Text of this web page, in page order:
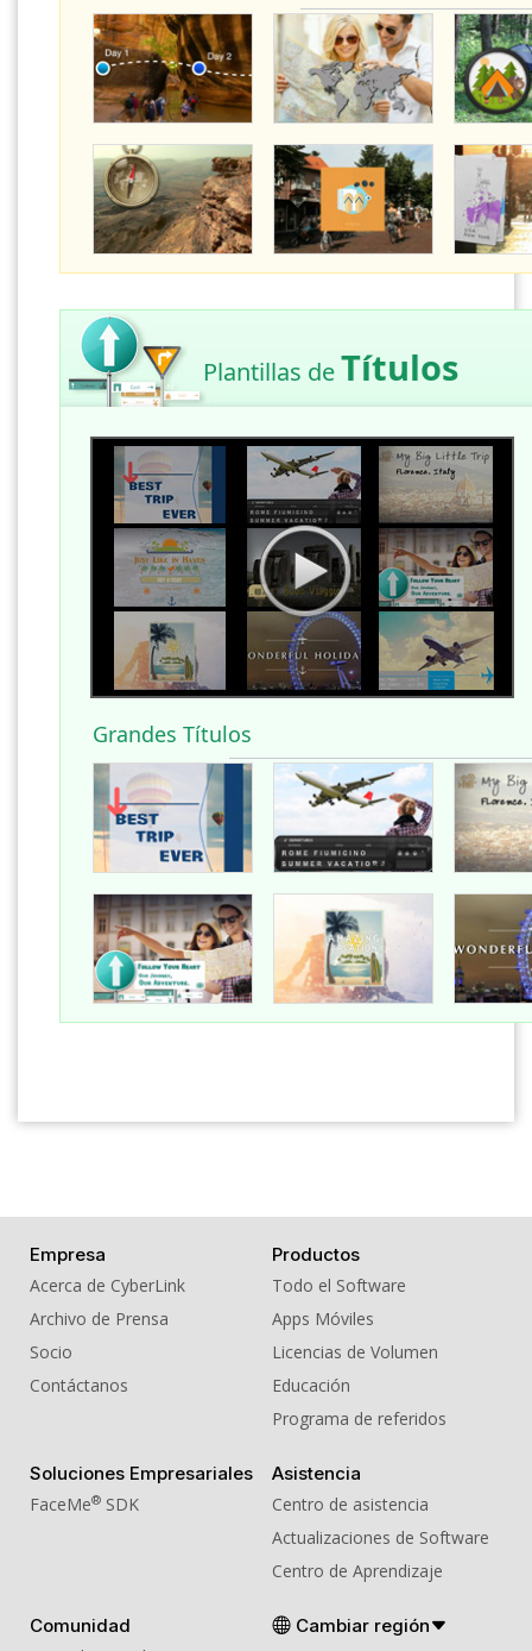
Plantillas deTítulos
Grandes Títulos
Empresa
Acerca de CyberLink
Archivo de Prensa
Socio
Contáctanos
Productos
Todo el Software
Apps Móviles
Licencias de Volumen
Educación
Programa de referidos
Soluciones Empresariales
FaceMe® SDK
Asistencia
Centro de asistencia
Actualizaciones de Software
Centro de Aprendizaje
Comunidad
Cambiar región